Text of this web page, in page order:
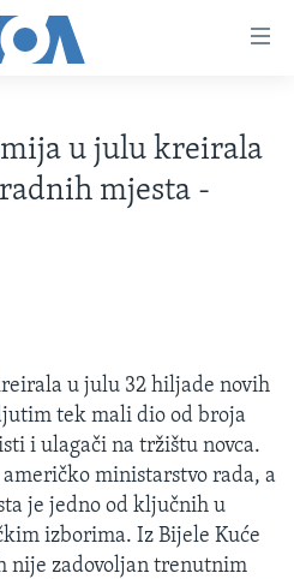
u julu kreirala
mjesta -
u julu 32 hiljade novih
tek mali dio od broja
i ulagači na tržištu novca.
ministarstvo rada, a
je jedno od ključnih u
izborima. Iz Bijele Kuće
nije zadovoljan trenutnim